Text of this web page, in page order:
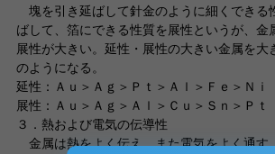
塊を引き延ばして針金のように細くできる
ばして、箔にできる性質を展性というが、金
展性が大きい。延性・展性の大きい金属を大
のようになる。
延性：Ａｕ＞Ａｇ＞Ｐｔ＞Ａｌ＞Ｆｅ＞Ｎｉ
展性：Ａｕ＞Ａｇ＞Ａｌ＞Ｃｕ＞Ｓｎ＞Ｐｔ
３．熱および電気の伝導性
金属は熱をよく伝え、また電気をよく通す